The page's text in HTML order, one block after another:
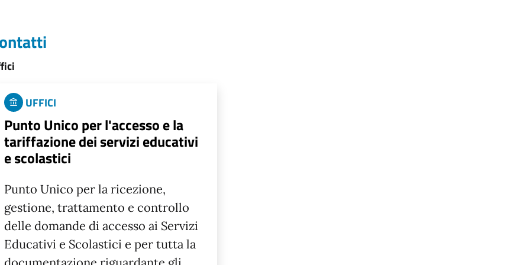
UFFICI
Punto Unico per l'accesso e la
tariffazione dei servizi educativi
e scolastici
Punto Unico per la ricezione,
gestione, trattamento e controllo
delle domande di accesso ai Servizi
Educativi e Scolastici e per tutta la